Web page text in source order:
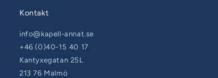
Kontakt
info@kapell-annat.se
+46 (0)40-15 40 17
Kantyxegatan 25L
213 76 Malmö